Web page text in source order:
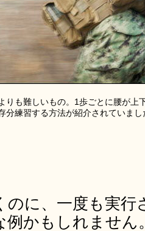
りも難しいもの。1歩ごとに腰が上
分練習する方法が紹介されていまし
のに、一度も実
例かもしれませ